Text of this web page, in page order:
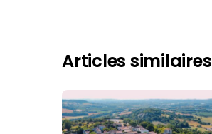
Articles similaires